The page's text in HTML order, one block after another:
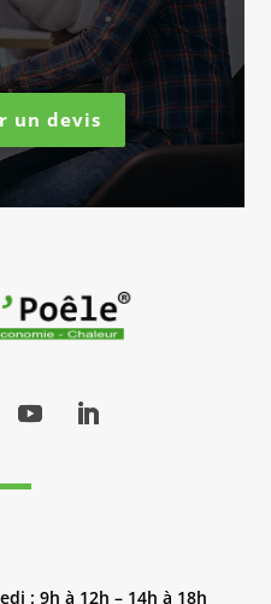
un devis
: 9h à 12h – 14h à 18h